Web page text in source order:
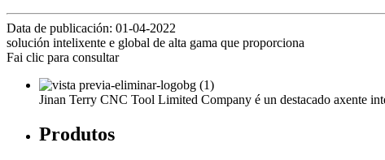
Data de publicación: 01-04-2022
solución intelixente e global de alta gama que proporciona
Fai clic para consultar
Jinan Terry CNC Tool Limited Company é un destacado axente
Produtos